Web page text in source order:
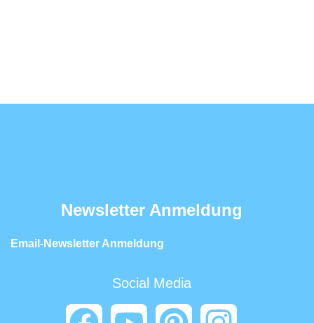
Newsletter Anmeldung
Email-Newsletter Anmeldung
Social Media